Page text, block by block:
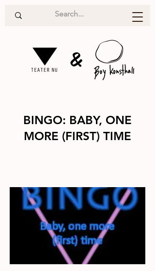
&
BINGO: BABY, ONE
MORE (FIRST) TIME